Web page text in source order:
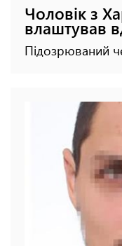
Чоловік з
влаштував
Підозрюваний